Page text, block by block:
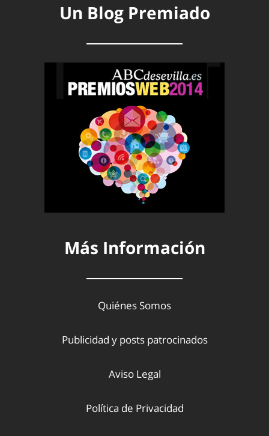
Un Blog Premiado
Más Información
Quiénes Somos
Publicidad y posts patrocinados
Aviso Legal
Política de Privacidad